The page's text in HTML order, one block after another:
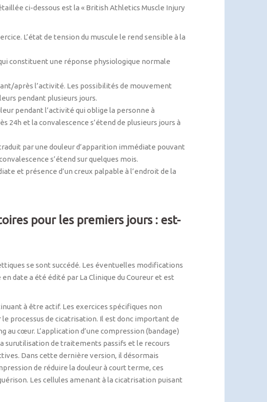
ci-dessous est la « British Athletics Muscle Injury
L’état de tension du muscule le rend sensible à la
constituent une réponse physiologique normale
après l’activité. Les possibilités de mouvement
pendant plusieurs jours.
pendant l’activité qui oblige la personne à
et la convalescence s’étend de plusieurs jours à
par une douleur d’apparition immédiate pouvant
s’étend sur quelques mois.
et présence d’un creux palpable à l’endroit de la
pour les premiers jours : est-
se sont succédé. Les éventuelles modifications
date a été édité par La Clinique du Coureur et est
à être actif. Les exercices spécifiques non
processus de cicatrisation. Il est donc important de
cœur. L’application d’une compression (bandage)
surutilisation de traitements passifs et le recours
Dans cette dernière version, il désormais
de réduire la douleur à court terme, ces
Les cellules amenant à la cicatrisation puisant